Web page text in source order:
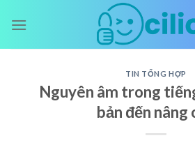
TIN TỔNG HỢP
Nguyên âm trong
bản đến nâng